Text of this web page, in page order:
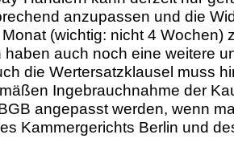
anzupassen und die
(wichtig: nicht 4 Wochen)
haben auch noch eine weitere
die Wertersatzklausel muss
Ingebrauchnahme der
angepasst werden, wenn
Kammergerichts Berlin und